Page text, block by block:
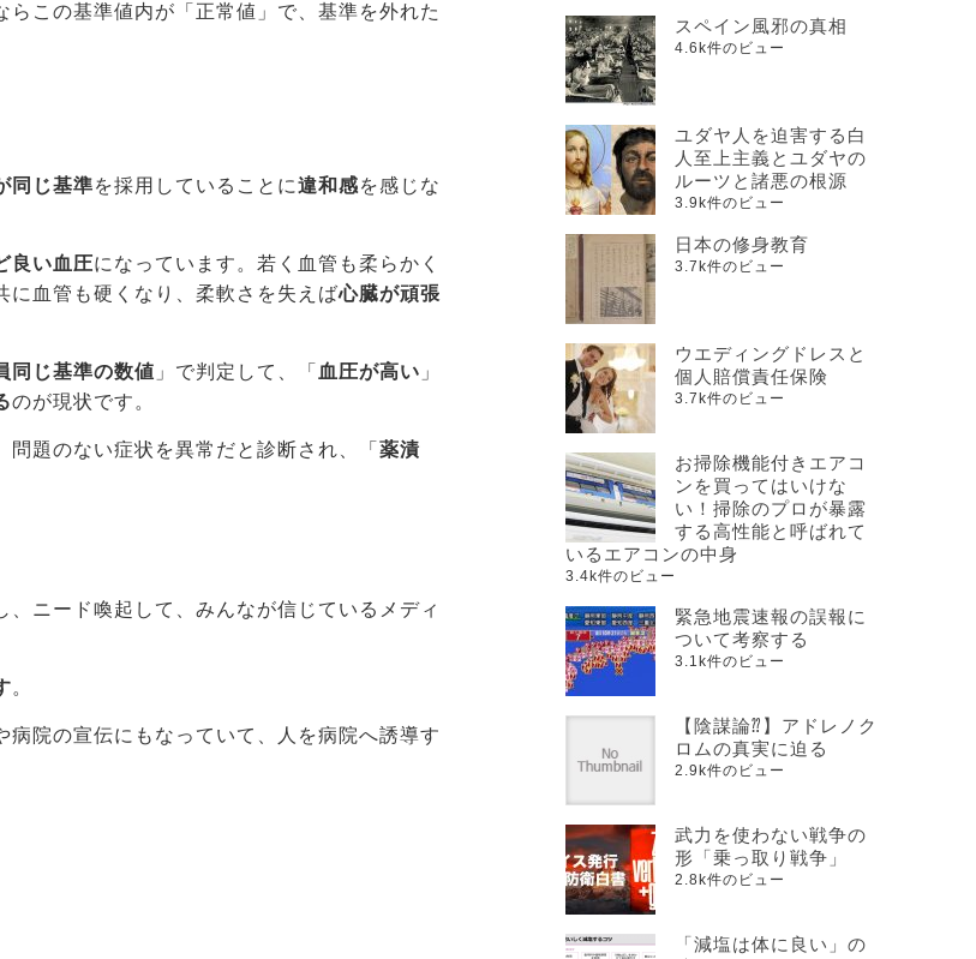
らこの基準値内が「正常値」で、基準を外れた
同じ基準を採用していることに違和感を感じな
良い血圧になっています。若く血管も柔らかく
に血管も硬くなり、柔軟さを失えば心臓が頑張
同じ基準の数値 」で判定して、「 血圧が高い 」
のが現状です。
問題のない症状を異常だと診断され、「 薬漬
ニード喚起して、みんなが信じているメディ
。
院の宣伝にもなっていて、人を病院へ誘導す
スペイン風邪の真相
4.6k件のビュー
ユダヤ人を迫害する白
人至上主義とユダヤの
ルーツと諸悪の根源
3.9k件のビュー
日本の修身教育
3.7k件のビュー
ウエディングドレスと
個人賠償責任保険
3.7k件のビュー
お掃除機能付きエアコ
ンを買ってはいけな
い！掃除のプロが暴露
する高性能と呼ばれて
いるエアコンの中身
3.4k件のビュー
緊急地震速報の誤報に
ついて考察する
3.1k件のビュー
【陰謀論⁇】アドレノク
ロムの真実に迫る
2.9k件のビュー
武力を使わない戦争の
形「乗っ取り戦争」
2.8k件のビュー
「減塩は体に良い」の